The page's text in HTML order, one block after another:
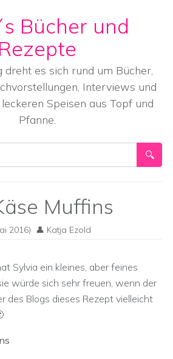
Bücher und
Rezepte
dreht es sich rund um Bücher,
Interviews und
Speisen aus Topf und
Pfanne.
Muffins
2016) Katja Ezold
Sylvia ein kleines, aber feines
würde sich sehr freuen, wenn der
des Blogs dieses Rezept vielleicht